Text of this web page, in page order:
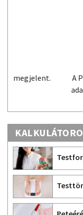
A
adatokon